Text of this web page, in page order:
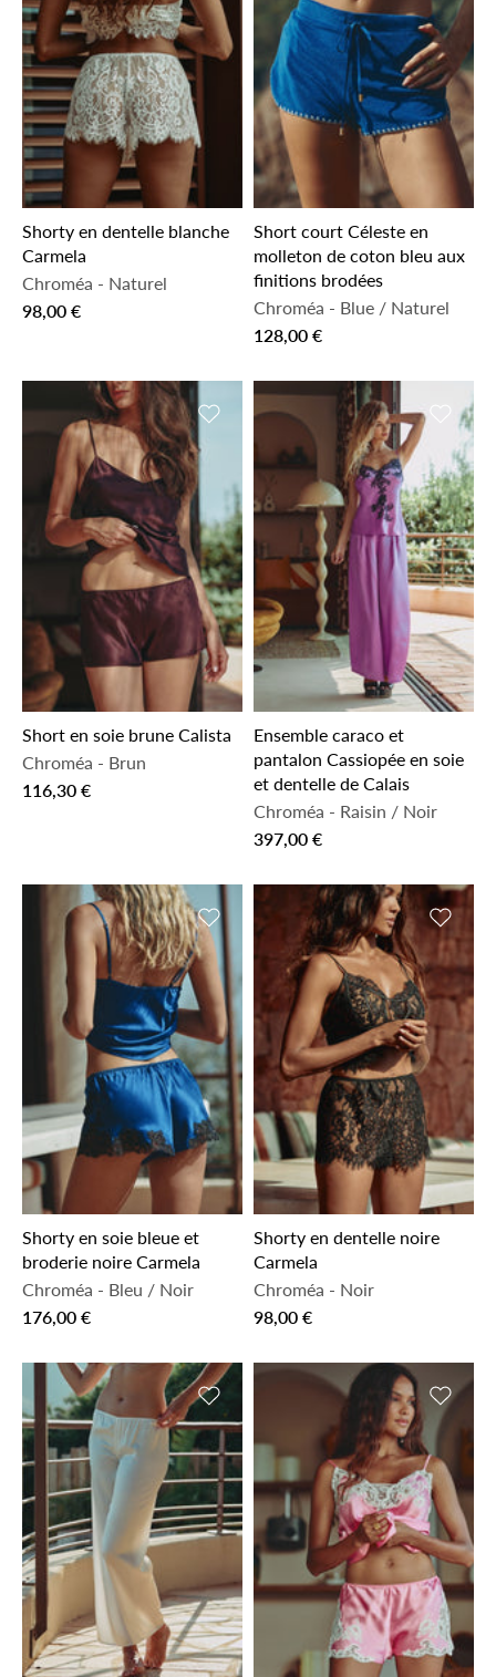
Shorty en dentelle blanche
Carmela
Chroméa - Naturel
98,00 €
Short court Céleste en
molleton de coton bleu aux
finitions brodées
Chroméa - Blue / Naturel
128,00 €
Ajouter à la liste de souhaits
Short en soie brune Calista
Chroméa - Brun
116,30 €
Ensemble caraco et
pantalon Cassiopée en soie
et dentelle de Calais
Chroméa - Raisin / Noir
397,00 €
Ajouter à la liste de souhaits
Shorty en soie bleue et
broderie noire Carmela
Chroméa - Bleu / Noir
176,00 €
Ajouter
Shorty en dentelle noire
Carmela
Chroméa - Noir
98,00 €
Ajouter à la liste de souhaitsAjouter